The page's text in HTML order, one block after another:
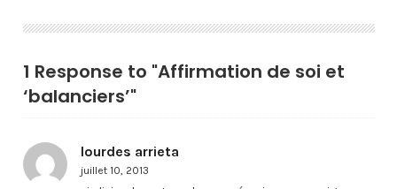
1 Response to "Affirmation de soi et
‘balanciers’"
lourdes arrieta
juillet 10, 2013